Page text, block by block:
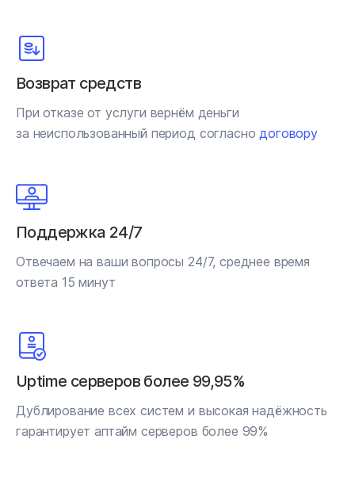
Возврат средств
При отказе от услуги вернём деньги
за неиспользованный период согласнодоговору
Поддержка 24/7
Отвечаем на ваши вопросы 24/7, среднее время
ответа 15 минут
Uptime серверов более 99,95%
Дублирование всех систем и высокая надёжность
гарантирует аптайм серверов более 99%